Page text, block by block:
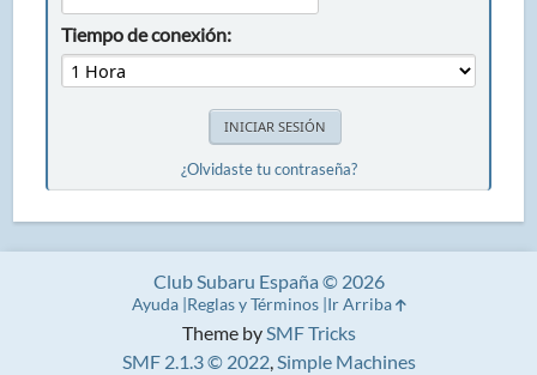
Tiempo de conexión:
¿Olvidaste tu contraseña?
Theme bySMF Tricks
SMF 2.1.3 © 2022,Simple Machines
Club Subaru España © 2026
Ayuda Reglas y Términos Ir Arriba